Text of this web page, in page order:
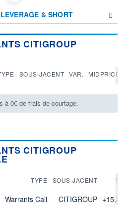
ACTIONNAIRES
19h50
134
+ BAS
132,520
237 988 MUSD
LEVERAGE & SHORT
PRODUITS
CITIGROUP
SOUS-JACENT VAR. MIDPRICE
à 0€ de frais de courtage.
CITIGROUP
TYPE SOUS-JACENT
Warrants Call CITIGROUP